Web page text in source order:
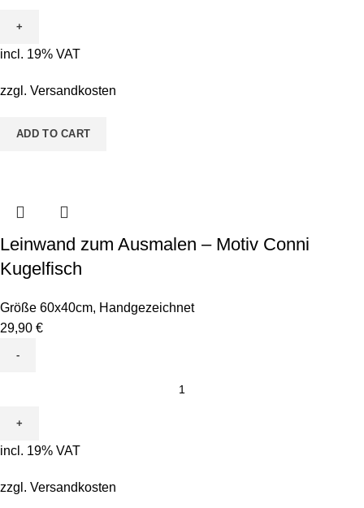
Ausmalen
-
Flora
quantity
incl. 19% VAT
zzgl. Versandkosten
ADD TO CART
Leinwand zum Ausmalen – Motiv Conni
Kugelfisch
Größe 60x40cm, Handgezeichnet
29,90 €
Ausmalen
-
Conni
incl. 19% VAT
zzgl. Versandkosten